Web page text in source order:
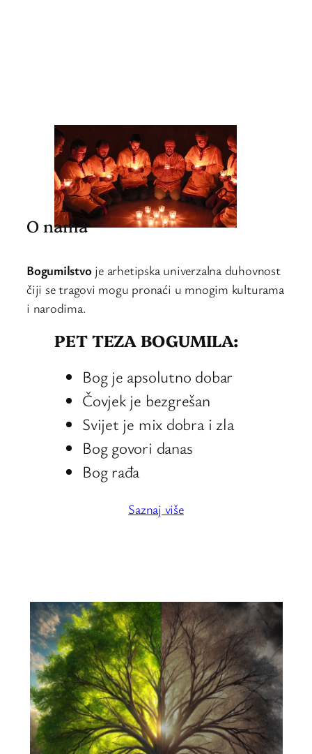
O nama
Bogumilstvo je arhetipska univerzalna duhovnost
čiji se tragovi mogu pronaći u mnogim kulturama
i narodima.
PET TEZA BOGUMILA:
Bog je apsolutno dobar
Čovjek je bezgrešan
Svijet je mix dobra i zla
Bog govori danas
Bog rađa
Saznaj više